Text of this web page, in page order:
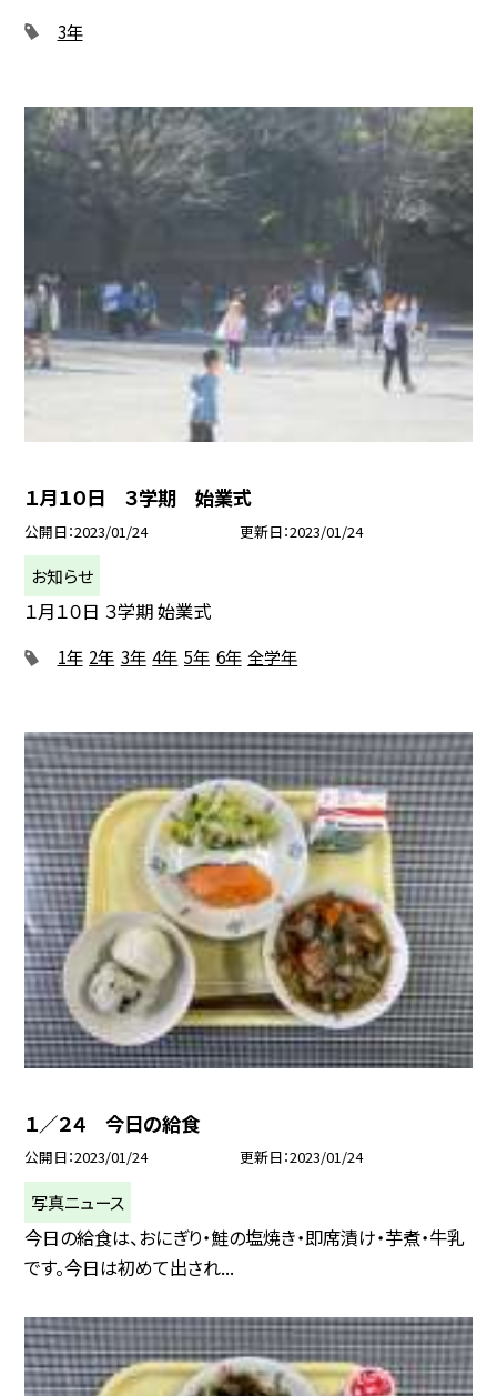
3年
１月１０日 ３学期 始業式
公開日 2023/01/24 更新日 2023/01/24
お知らせ
１月１０日 ３学期 始業式
1年 2年 3年 4年 5年 6年 全学年
１／２４ 今日の給食
公開日 2023/01/24 更新日 2023/01/24
写真ニュース
今日の給食は、おにぎり・鮭の塩焼き・即席漬け・芋煮・牛乳
です。今日は初めて出され...